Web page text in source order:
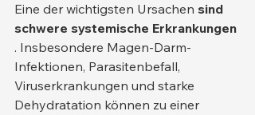
Eine der wichtigsten Ursachen sind
schwere systemische Erkrankungen
. Insbesondere Magen-Darm-
Infektionen, Parasitenbefall,
Viruserkrankungen und starke
Dehydratation können zu einer